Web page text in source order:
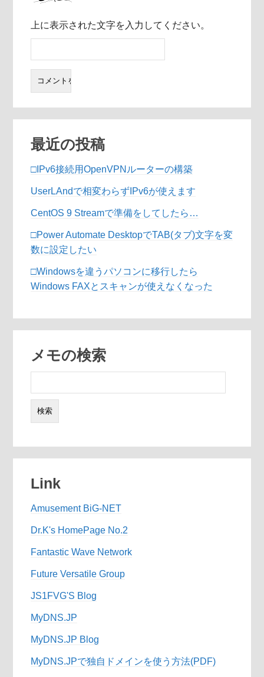
上に表示された文字を入力してください。
最近の投稿
□IPv6接続用OpenVPNルーターの構築
UserLAndで相変わらずIPv6が使えます
CentOS 9 Streamで準備をしてしたら…
□Power Automate DesktopでTAB(タブ)文字を変
数に設定したい
□Windowsを違うパソコンに移行したら
Windows FAXとスキャンが使えなくなった
メモの検索
索:
Link
Amusement BiG-NET
Dr.K's HomePage No.2
Fantastic Wave Network
Future Versatile Group
JS1FVG'S Blog
MyDNS.JP
MyDNS.JP Blog
MyDNS.JPで独自ドメインを使う方法(PDF)